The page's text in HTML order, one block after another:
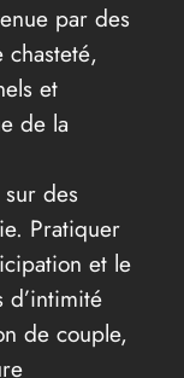
par des
et
de la
des
Pratiquer
et le
de couple,